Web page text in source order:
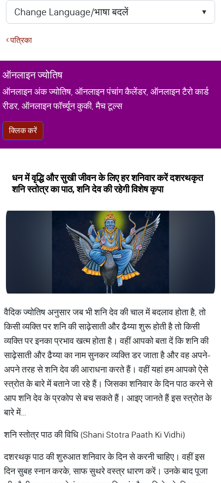
पत्रिका
ऑनलाइन ज्योतिष
ऑनलाइन अंक ज्योतिष, ऑनलाइन पंचांग कैलेंडर, ऑनलाइन टैरो कार्ड
रीडर, ऑनलाइन फॉर्च्यून कुकी, मैच टूल्स
क्लिक करें
धन में वृद्धि और सुखी जीवन के लिए हर शनिवार करें दशरथकृत
शनि स्तोत्र का पाठ, शनि देव की रहेगी विशेष कृपा
वैदिक ज्योतिष अनुसार जब भी शनि देव की चाल में बदलाव होता है, तो
किसी व्यक्ति पर शनि की साढ़ेसाती और ढैय्या शुरू होती है तो किसी
व्यक्ति पर इनका प्रभाव खत्म होता है। वहीं आपको बता दें कि शनि की
साढ़ेसाती और ढैय्या का नाम सुनकर व्यक्ति डर जाता है और वह अपने-
अपने तरह से शनि देव की आराधना करते हैं। वहीं यहां हम आपको ऐसे
स्त्रोत के बारे में बताने जा रहे हैं। जिसका शनिवार के दिन पाठ करने से
आप शनि देव के प्रकोप से बच सकते हैं। आइए जानते हैं इस स्त्रोत के
बारे में…
शनि स्तोत्र पाठ की विधि (Shani Stotra Paath Ki Vidhi)
दशरथकृ पाठ की शुरुआत शनिवार के दिन से करनी चाहिए। वहीं इस
दिन सुबह स्नान करके, साफ सुथरे वस्त्र धारण करें। उनके बाद पूजा